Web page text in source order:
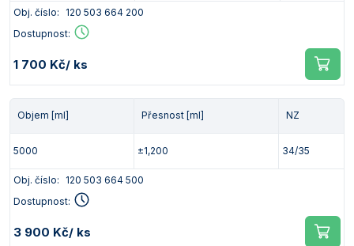
Obj. číslo:
120 503 664 200
Dostupnost:
1 700 Kč/ ks
Objem [ml] Přesnost [ml] NZ
5000 ±1,200 34/35
Obj. číslo:
120 503 664 500
Dostupnost:
3 900 Kč/ ks